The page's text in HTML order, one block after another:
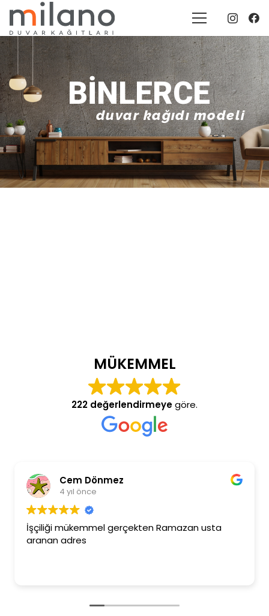
BINLERCE
duvar kağıdı modeli
MÜKEMMEL
222 değerlendirmeyegöre.
Cem Dönmez
4 yıl önce
mükemmel gerçekten Ramazan usta
adres